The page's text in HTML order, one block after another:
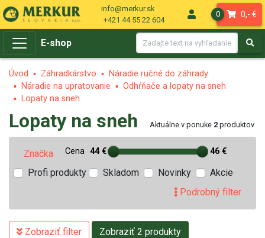
info@merkur.sk
+421 44 55 22 604
0 0,- €
E-shop
Úvod Záhradkárstvo
Náradie ručné do záhrady
Náradie na upratovanie
Odhŕňače a lopaty na sneh
Lopaty na sneh
Lopaty na sneh Aktuálne v ponuke 2 produktov
Značka Cena 44 € 46 €
Profi produkty Skladom Novinky
Akcie
Podrobný filter
Zobraziť filter Zobraziť 2 produkty